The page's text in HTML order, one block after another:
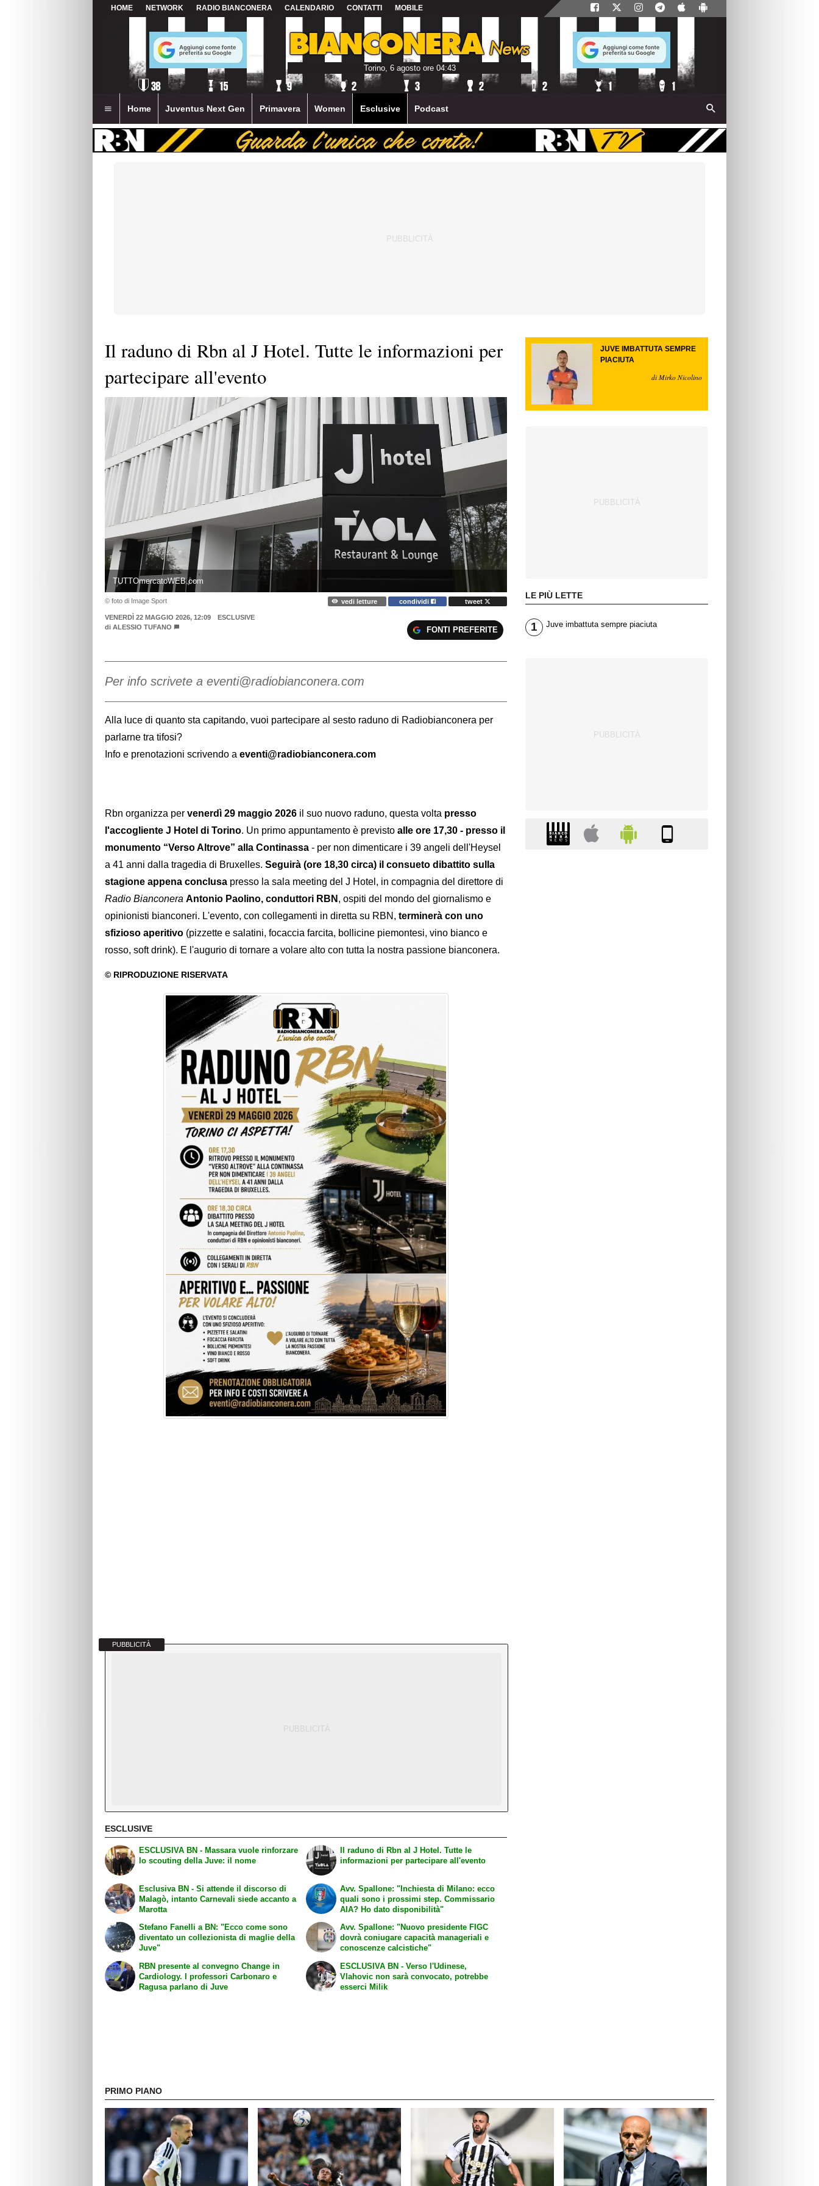
HOME NETWORK RADIO BIANCONERA CALENDARIO CONTATTI MOBILE
Torino, 6 agosto ore 04:43
Home Juventus Next Gen Primavera Women Esclusive Podcast
Il raduno di Rbn al J Hotel. Tutte le informazioni per
partecipare all'evento
TUTTOmercatoWEB.com
© foto di Image Sport vedi letture condividi tweet
VENERDÌ 22 MAGGIO 2026, 12:09
ESCLUSIVE
di ALESSIO TUFANO FONTI PREFERITE
Per info scrivete a eventi@radiobianconera.com
Alla luce di quanto sta capitando, vuoi partecipare al sesto raduno di Radiobianconera per
parlarne tra tifosi?
Info e prenotazioni scrivendo a eventi@radiobianconera.com
Rbn organizza per venerdì 29 maggio 2026 il suo nuovo raduno, questa volta presso
l'accogliente J Hotel di Torino. Un primo appuntamento è previsto alle ore 17,30 - presso il
monumento “Verso Altrove” alla Continassa - per non dimenticare i 39 angeli dell'Heysel
a 41 anni dalla tragedia di Bruxelles. Seguirà (ore 18,30 circa) il consueto dibattito sulla
stagione appena conclusa presso la sala meeting del J Hotel, in compagnia del direttore di
Radio Bianconera Antonio Paolino, conduttori RBN , ospiti del mondo del giornalismo e
opinionisti bianconeri. L'evento, con collegamenti in diretta su RBN, terminerà con uno
sfizioso aperitivo (pizzette e salatini, focaccia farcita, bollicine piemontesi, vino bianco e
rosso, soft drink). E l'augurio di tornare a volare alto con tutta la nostra passione bianconera.
PUBBLICITÀ
ESCLUSIVE
ESCLUSIVA BN - Massara vuole rinforzare
lo scouting della Juve: il nome
Esclusiva BN - Si attende il discorso di
Malagò, intanto Carnevali siede accanto a
Marotta
Il raduno di Rbn al J Hotel. Tutte le
informazioni per partecipare all'evento
Avv. Spallone: "Inchiesta di Milano: ecco
quali sono i prossimi step. Commissario
AIA? Ho dato disponibilità"
Stefano Fanelli a BN: "Ecco come sono
diventato un collezionista di maglie della
Juve"
RBN presente al convegno Change in
Cardiology. I professori Carbonaro e
Ragusa parlano di Juve
Avv. Spallone: "Nuovo presidente FIGC
dovrà coniugare capacità manageriali e
conoscenze calcistiche"
ESCLUSIVA BN - Verso l'Udinese,
Vlahovic non sarà convocato, potrebbe
esserci Milik
JUVE IMBATTUTA SEMPRE
PIACIUTA
di Mirko Nicolino
LE PIÙ LETTE
1 Juve imbattuta sempre piaciuta
PRIMO PIANO